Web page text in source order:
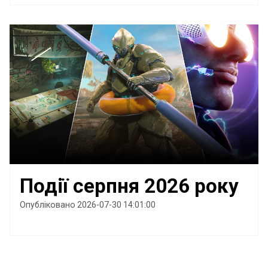
Події серпня 2026 року
Опубліковано 2026-07-30 14:01:00